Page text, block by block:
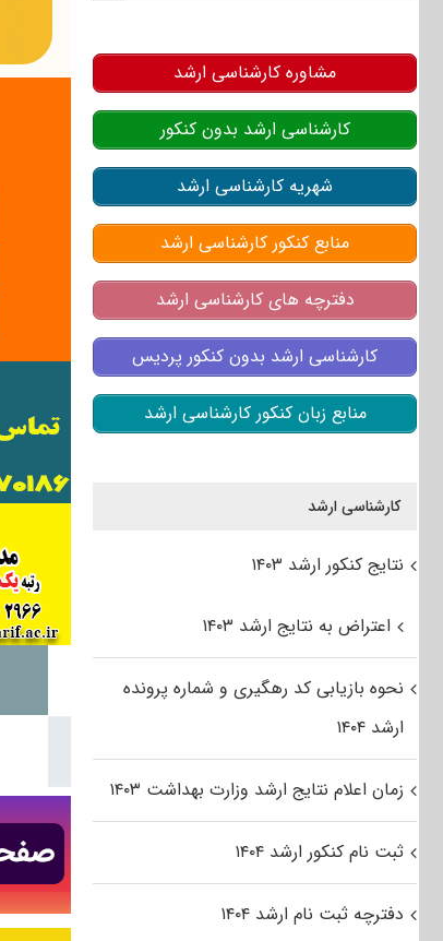
مشاوره کارشناسی ارشد
کارشناسی ارشد بدون کنکور
شهریه کارشناسی ارشد
منابع کنکور کارشناسی ارشد
دفترچه های کارشناسی ارشد
کارشناسی ارشد بدون کنکور پردیس
منابع زبان کنکور کارشناسی ارشد
کارشناسی ارشد
نتایج کنکور ارشد ۱۴۰۳
اعتراض به نتایج ارشد ۱۴۰۳
نحوه بازیابی کد رهگیری و شماره پرونده
ارشد ۱۴۰۴
زمان اعلام نتایج ارشد وزارت بهداشت ۱۴۰۳
ثبت نام کنکور ارشد ۱۴۰۴
دفترچه ثبت نام ارشد ۱۴۰۴